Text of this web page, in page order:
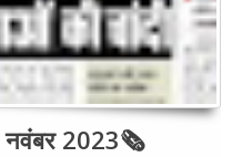
नवंबर 2023🗞